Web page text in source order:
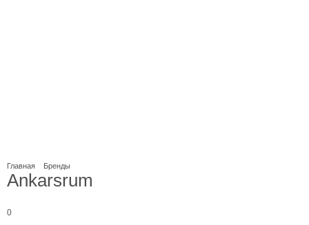
Главная Бренды
Ankarsrum
0